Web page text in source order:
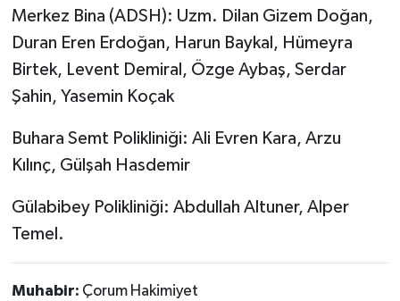
Merkez Bina (ADSH): Uzm. Dilan Gizem Doğan,
Duran Eren Erdoğan, Harun Baykal, Hümeyra
Birtek, Levent Demiral, Özge Aybaş, Serdar
Şahin, Yasemin Koçak
Buhara Semt Polikliniği: Ali Evren Kara, Arzu
Kılınç, Gülşah Hasdemir
Gülabibey Polikliniği: Abdullah Altuner, Alper
Temel.
Muhabir: Çorum Hakimiyet